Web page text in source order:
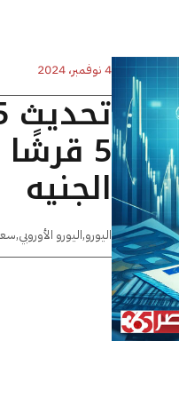
4 نوفمبر، 2024
5
الجنيه
اليورو,اليورو الأوروبي,